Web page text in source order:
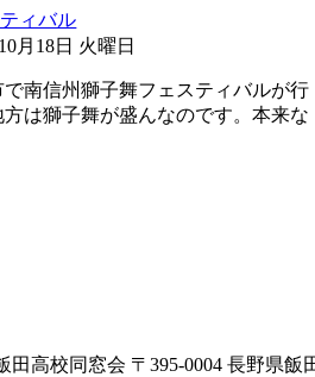
ィバル
月18日 火曜日
で南信州獅子舞フェスティバルが行
は獅子舞が盛んなのです。本来な
田高校同窓会 〒395-0004 長野県飯